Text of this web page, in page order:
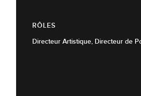
RÔLES
Directeur Artistique, Directeur de